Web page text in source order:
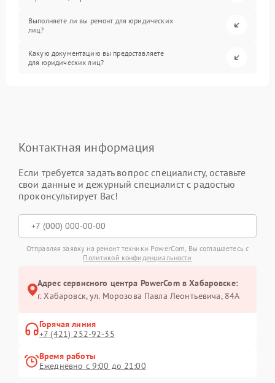
Выполняете ли вы ремонт для юридических
лиц?
Какую документацию вы предоставляете
для юридических лиц?
Контактная информация
Если требуется задать вопрос специалисту, оставьте
свои данные и дежурный специалист с радостью
проконсультирует Вас!
Отправляя заявку на ремонт техники PowerCom, Вы соглашаетесь с
Политикой конфиденциальности
Адрес сервисного центра PowerCom в Хабаровске:
г. Хабаровск, ул. Морозова Павла Леонтьевича, 84А
Горячая линия
+7 (421) 252-92-35
Время работы
Ежедневно с 9:00 до 21:00